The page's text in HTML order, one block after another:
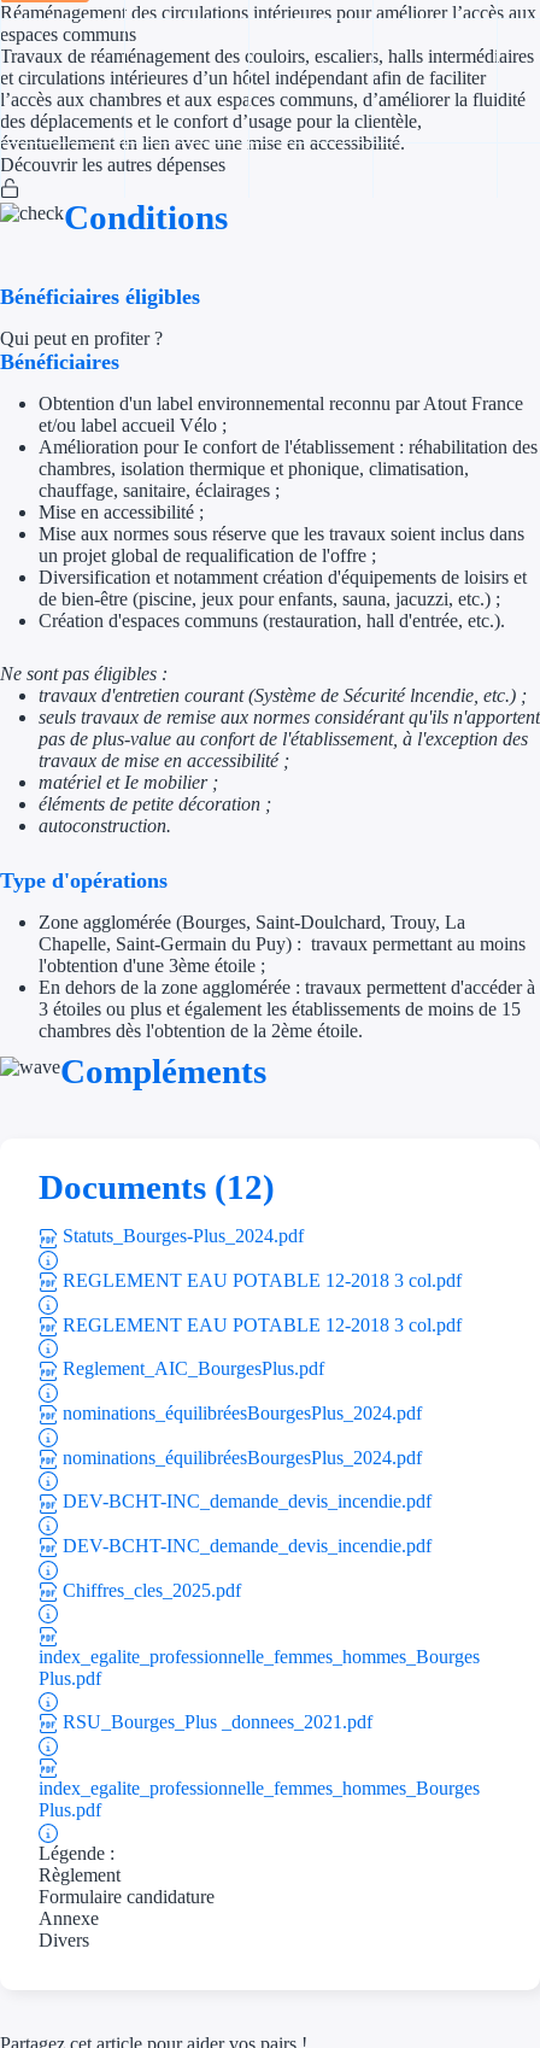
Par financeur
Aides par
Simulateur d'éligibilité
Trouvez des idées de
Ouvrage
Territoires
Aides Région
Aides Région
Aides Région
Outre-mer
Aides Région
Aides Région
Réaménagement des circulations intérieures pour améliorer l’accès aux
espaces communs
Travaux de réaménagement des couloirs, escaliers, halls intermédiaires
et circulations intérieures d’un hôtel indépendant afin de faciliter
l’accès aux chambres et aux espaces communs, d’améliorer la fluidité
des déplacements et le confort d’usage pour la clientèle,
éventuellement en lien avec une mise en accessibilité.
Découvrir les autres dépenses
Conditions
Bénéficiaires éligibles
Qui peut en profiter ?
Bénéficiaires
Obtention d'un label environnemental reconnu par Atout France
et/ou label accueil Vélo ;
Amélioration pour Ie confort de l'établissement : réhabilitation des
chambres, isolation thermique et phonique, climatisation,
chauffage, sanitaire, éclairages ;
Mise en accessibilité ;
Mise aux normes sous réserve que les travaux soient inclus dans
un projet global de requalification de l'offre ;
Diversification et notamment création d'équipements de loisirs et
de bien-être (piscine, jeux pour enfants, sauna, jacuzzi, etc.) ;
Création d'espaces communs (restauration, hall d'entrée, etc.).
Ne sont pas éligibles :
travaux d'entretien courant (Système de Sécurité lncendie, etc.) ;
seuls travaux de remise aux normes considérant qu'ils n'apportent
pas de plus-value au confort de l'établissement, à l'exception des
travaux de mise en accessibilité ;
matériel et Ie mobilier ;
éléments de petite décoration ;
autoconstruction.
Type d'opérations
Zone agglomérée (Bourges, Saint-Doulchard, Trouy, La
Chapelle, Saint-Germain du Puy) : travaux permettant au moins
l'obtention d'une 3ème étoile ;
En dehors de la zone agglomérée : travaux permettent d'accéder à
3 étoiles ou plus et également les établissements de moins de 15
chambres dès l'obtention de la 2ème étoile.
Compléments
Documents (12)
Statuts_Bourges-Plus_2024.pdf
REGLEMENT EAU POTABLE 12-2018 3 col.pdf
REGLEMENT EAU POTABLE 12-2018 3 col.pdf
Reglement_AIC_BourgesPlus.pdf
nominations_équilibréesBourgesPlus_2024.pdf
nominations_équilibréesBourgesPlus_2024.pdf
DEV-BCHT-INC_demande_devis_incendie.pdf
DEV-BCHT-INC_demande_devis_incendie.pdf
Chiffres_cles_2025.pdf
index_egalite_professionnelle_femmes_hommes_Bourges
Plus.pdf
RSU_Bourges_Plus _donnees_2021.pdf
index_egalite_professionnelle_femmes_hommes_Bourges
Plus.pdf
Légende :
Règlement
Formulaire candidature
Annexe
Divers